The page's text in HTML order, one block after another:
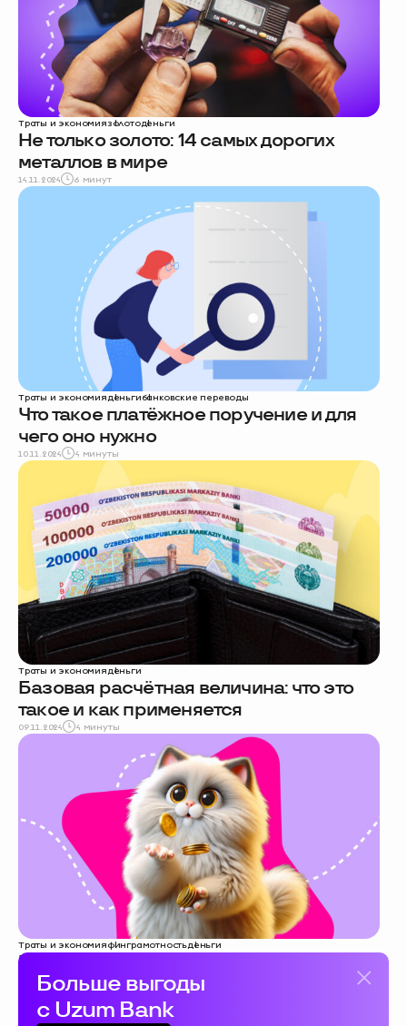
Траты и экономиязолотоденьги
Не только золото: 14 самых дорогих
металлов в мире
14.11.2024 6 минут
Траты и экономияденьгибанковские переводы
Что такое платёжное поручение и для
чего оно нужно
10.11.2024 4 минуты
Траты и экономияденьги
Базовая расчётная величина: что это
такое и как применяется
09.11.2024 4 минуты
Траты и экономияфинграмотностьденьги
Что такое доход простыми словами: его
виды и отличия от прибыли и выручки
24.10.2024
Больше выгоды
с Uzum Bank